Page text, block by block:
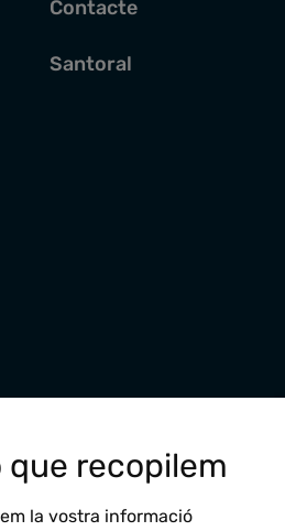
Contacte
Santoral
recopilem
la vostra informació